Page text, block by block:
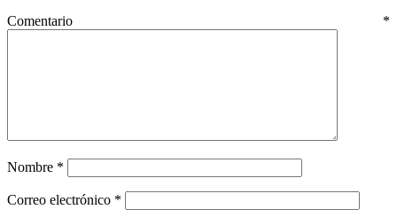
Comentario *
Nombre *
Correo electrónico *